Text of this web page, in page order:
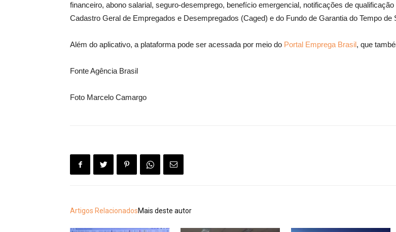
financeiro, abono salarial, seguro-desemprego, benefício emergencial, notificações de
Cadastro Geral de Empregados e Desempregados (Caged) e do Fundo de Garantia do Tempo de
Além do aplicativo, a plataforma pode ser acessada por meio do Portal Emprega Brasil, que
Fonte Agência Brasil
Foto Marcelo Camargo
Artigos RelacionadosMais deste autor